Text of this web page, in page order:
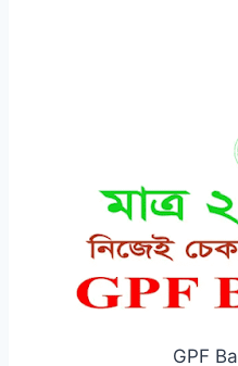
GPF